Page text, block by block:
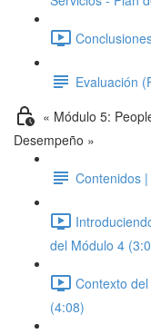
Evaluación
« Módulo 5:
Desempeño »
Contenidos
del Módulo 4
Contexto
(4:08)